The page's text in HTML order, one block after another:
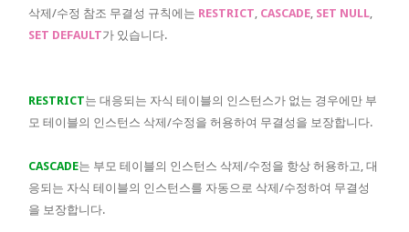
삭제/수정 참조 무결성 규칙에는 RESTRICT CASCADE, SET NULL,
SET DEFAULT가 있습니다.
RESTRICT는 대응되는 자식 테이블의 인스턴스가 없는 경우에만 부
모 테이블의 인스턴스 삭제/수정을 허용하여 무결성을 보장합니다.
CASCADE는 부모 테이블의 인스턴스 삭제/수정을 항상 허용하고, 대
응되는 자식 테이블의 인스턴스를 자동으로 삭제/수정하여 무결성
을 보장합니다.